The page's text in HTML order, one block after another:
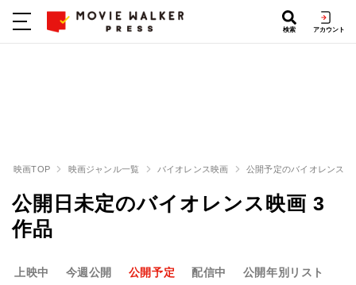
検索 アカウント
映画TOP 映画ジャンル一覧 バイオレンス映画 公開予定のバイオレンス映
公開日未定のバイオレンス映画 3
作品
上映中 今週公開 公開予定 配信中 公開年別リスト